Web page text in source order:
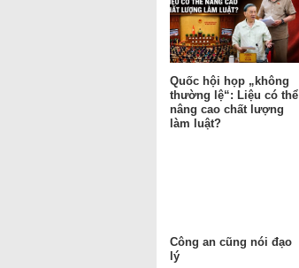
Quốc hội họp „không
thường lệ“: Liệu có thể
nâng cao chất lượng
làm luật?
Công an cũng nói đạo
lý